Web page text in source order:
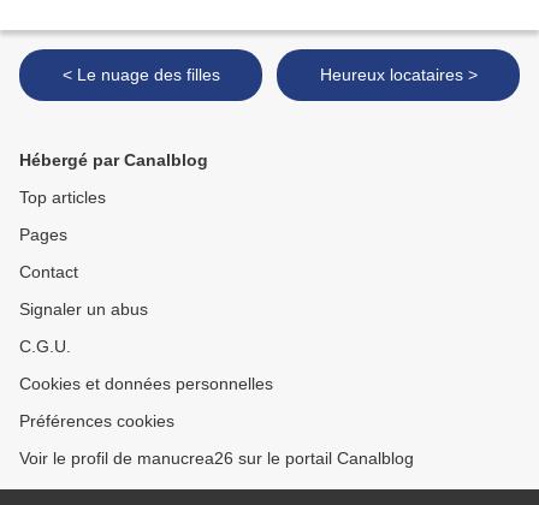
< Le nuage des filles Heureux locataires >
Hébergé par Canalblog
Top articles
Pages
Contact
Signaler un abus
C.G.U.
Cookies et données personnelles
Préférences cookies
Voir le profil de manucrea26 sur le portail Canalblog